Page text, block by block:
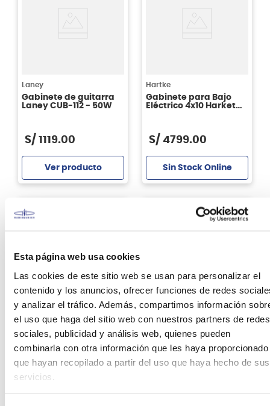
Esta página web usa cookies
Las cookies de este sitio web se usan para personalizar el
contenido y los anuncios, ofrecer funciones de redes
y analizar el tráfico. Además, compartimos información
el uso que haga del sitio web con nuestros partners de redes
sociales, publicidad y análisis web, quienes pueden
combinarla con otra información que les haya proporcionado
que hayan recopilado a partir del uso que haya hecho de sus
servicios.
Laney
Gabinete de guitarra
Laney CUB-112 - 50W
S/ 1119.00
Ver producto
Hartke
Gabinete para Bajo
Eléctrico 4x10 Harket
S/ 4799.00
Sin Stock Online
Fender
Gabinete activo
Fender Tone Master
FR-212 2x12" 1000W
10%
¡Último Stock!
Laney
Gabinete de guitarra
Laney LFR-112 - 400W